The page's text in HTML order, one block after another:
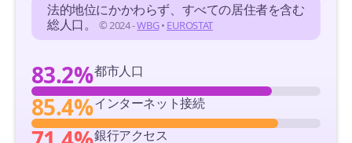
法的地位にかかわらず、すべての居住者を含む
総人口。
© 2024 -WBG• EUROSTAT
83.2%都市人口
85.4%インターネット接続
銀行アクセス